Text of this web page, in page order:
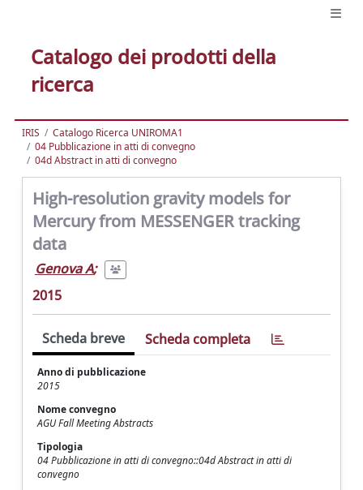
Catalogo dei prodotti della
ricerca
IRIS
Catalogo Ricerca UNIROMA1
04 Pubblicazione in atti di convegno
04d Abstract in atti di convegno
High-resolution gravity models for
Mercury from MESSENGER tracking
data
Genova A;
2015
Scheda breve Scheda completa
Anno di pubblicazione
2015
Nome convegno
AGU Fall Meeting Abstracts
Tipologia
04 Pubblicazione in atti di convegno::04d Abstract in atti di
convegno